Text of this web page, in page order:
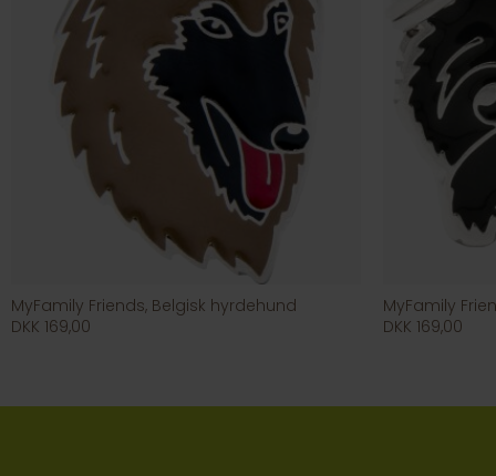
MyFamily Friends, Belgisk hyrdehund
DKK 169,00
MyFamily
DKK 169,00